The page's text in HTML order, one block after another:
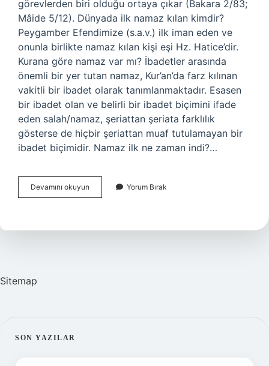
görevlerden biri olduğu ortaya çıkar (Bakara 2/83;
Mâide 5/12). Dünyada ilk namaz kılan kimdir?
Peygamber Efendimize (s.a.v.) ilk iman eden ve
onunla birlikte namaz kılan kişi eşi Hz. Hatice’dir.
Kurana göre namaz var mı? İbadetler arasında
önemli bir yer tutan namaz, Kur’an’da farz kılınan
vakitli bir ibadet olarak tanımlanmaktadır. Esasen
bir ibadet olan ve belirli bir ibadet biçimini ifade
eden salah/namaz, şeriattan şeriata farklılık
gösterse de hiçbir şeriattan muaf tutulamayan bir
ibadet biçimidir. Namaz ilk ne zaman indi?…
Devamını okuyun Peygamber
Efendimizden
Var
Yorum Bırak
Sitemap
SIDEBAR
SON YAZILAR